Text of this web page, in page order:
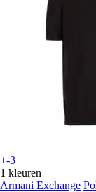
+-3
1 kleuren
Armani Exchange